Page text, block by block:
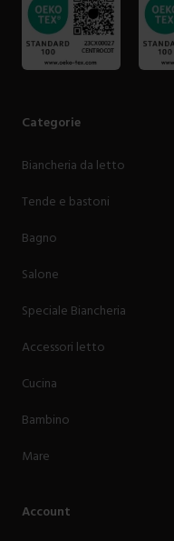
Categorie
Biancheria da letto
Tende e bastoni
Bagno
Salone
Speciale Biancheria
Accessori letto
Cucina
Bambino
Mare
Account